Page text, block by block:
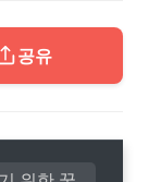
공유